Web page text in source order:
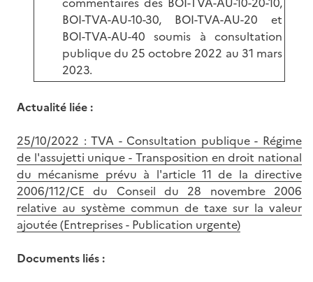
BOI-TVA-AU-10-30, BOI-TVA-AU-20 et
BOI-TVA-AU-40 soumis à consultation
publique du 25 octobre 2022 au 31 mars
2023.
Actualité liée :
25/10/2022 : TVA - Consultation publique - Régime
de l'assujetti unique - Transposition en droit national
du mécanisme prévu à l'article 11 de la directive
2006/112/CE du Conseil du 28 novembre 2006
relative au système commun de taxe sur la valeur
ajoutée (Entreprises - Publication urgente)
Documents liés :